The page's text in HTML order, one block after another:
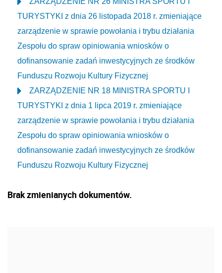
TURYSTYKI z dnia 26 listopada 2018 r. zmieniające
zarządzenie w sprawie powołania i trybu działania
Zespołu do spraw opiniowania wniosków o
dofinansowanie zadań inwestycyjnych ze środków
Funduszu Rozwoju Kultury Fizycznej
ZARZĄDZENIE NR 18 MINISTRA SPORTU I
TURYSTYKI z dnia 1 lipca 2019 r. zmieniające
zarządzenie w sprawie powołania i trybu działania
Zespołu do spraw opiniowania wniosków o
dofinansowanie zadań inwestycyjnych ze środków
Funduszu Rozwoju Kultury Fizycznej
Brak zmienianych dokumentów.